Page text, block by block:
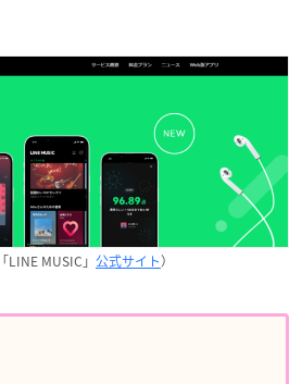
LINE MUSIC」 公式サイト）